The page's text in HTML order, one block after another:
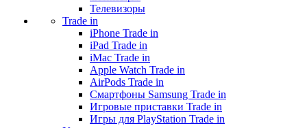
Телевизоры
Trade in
iPhone Trade in
iPad Trade in
iMac Trade in
Apple Watch Trade in
AirPods Trade in
Смартфоны Samsung Trade in
Игровые приставки Trade in
Игры для PlayStation Trade in